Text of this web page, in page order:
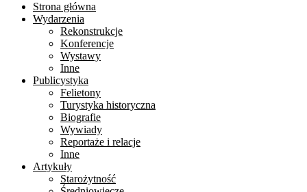
Strona główna
Wydarzenia
Rekonstrukcje
Konferencje
Wystawy
Inne
Publicystyka
Felietony
Turystyka historyczna
Biografie
Wywiady
Reportaże i relacje
Inne
Artykuły
Starożytność